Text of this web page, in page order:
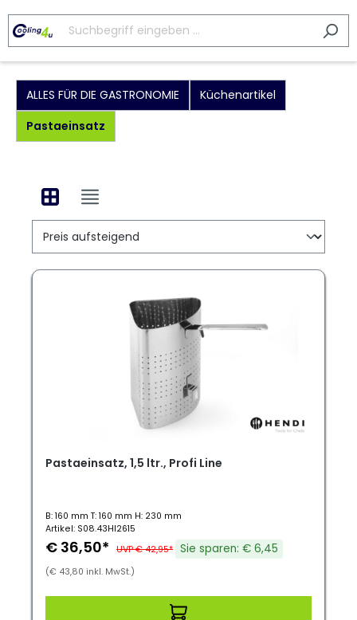
ALLES FÜR DIE GASTRONOMIE
Küchenartikel
Pastaeinsatz
Pastaeinsatz, 1,5 ltr., Profi Line
B: 160 mm T: 160 mm H: 230 mm
Artikel: S08.43HI2615
€ 36,50* UVP € 42,95* Sie sparen: € 6,45
(€ 43,80 inkl. MwSt.)